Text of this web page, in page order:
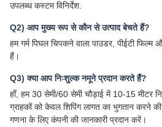
उपलब्ध कस्टम विनिर्देश.
Q2) आप मुख्य रूप से कौन से उत्पाद बेचते हैं?
हम गर्म पिघल चिपकने वाला पाउडर, पीईटी फिल्म
हैं।
Q3) क्या आप निःशुल्क नमूने प्रदान करते हैं?
हाँ, हम 30 सेमी/60 सेमी चौड़ाई में 10-15 मीटर
ग्राहकों को केवल शिपिंग लागत का भुगतान करने
गणना के लिए कंपनी की जानकारी प्रदान करें।